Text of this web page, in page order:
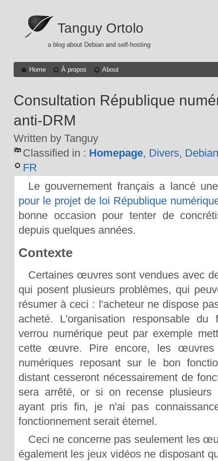
Tanguy Ortolo
a blog about Debian and self-hosting
Home À propos About
Consultation République
anti-DRM
Written by Tanguy
Classified in : Homepage, Divers,
FR
Le gouvernement français a lancé
pour le projet de loi République
bonne occasion pour tenter de
depuis quelques années.
Contexte
Certaines œuvres sont vendues avec
qui posent plusieurs problèmes, qui
résumer à ceci : l'acheteur ne dispose
acheté. L'organisation responsable du
verrou numérique peut par exemple
cette œuvre. Pire encore, les œuvres
numériques reposant sur le bon
distant cesseront nécessairement de
sera arrêté, or si on recense plusieurs
ayant pris fin, je n'ai pas
fonctionnement serait éternel.
Ceci ne concerne pas seulement les
également les jeux vidéos ne disposant